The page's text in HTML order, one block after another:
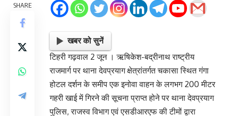
SHARE
खबर को सुनें
टिहरी गढ़वाल 2 जून । ऋषिकेश-बद्रीनाथ राष्ट्रीय
राजमार्ग पर थाना देवप्रयाग क्षेत्रांतर्गत चकासा स्थित गंगा
होटल दर्शन के समीप एक इनोवा वाहन के लगभग 200 मीटर
गहरी खाई में गिरने की सूचना प्राप्त होने पर थाना देवप्रयाग
पुलिस, राजस्व विभाग एवं एसडीआरएफ की टीमों द्वारा